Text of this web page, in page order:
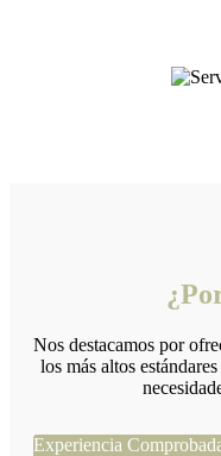
Nos destacamos por
los más altos
Experiencia